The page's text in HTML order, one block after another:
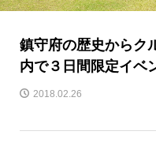
鎮守府の歴史からク
内で３日間限定イベ
2018.02.26